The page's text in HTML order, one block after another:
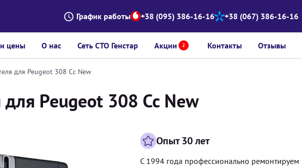
График работы +38 (095) 386-16-16 +38 (067) 386-16-16
цены О нас Сеть СТО Генстар Акции 2 Контакты Отзывы
для Peugeot 308 Cc New
Peugeot 308 Cc New
Опыт 30 лет
С 1994 года профессионально ремонтируем